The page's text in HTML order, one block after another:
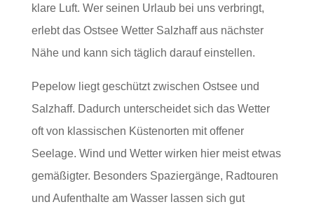
klare Luft. Wer seinen Urlaub bei uns verbringt,
erlebt das Ostsee Wetter Salzhaff aus nächster
Nähe und kann sich täglich darauf einstellen.
Pepelow liegt geschützt zwischen Ostsee und
Salzhaff. Dadurch unterscheidet sich das Wetter
oft von klassischen Küstenorten mit offener
Seelage. Wind und Wetter wirken hier meist etwas
gemäßigter. Besonders Spaziergänge, Radtouren
und Aufenthalte am Wasser lassen sich gut